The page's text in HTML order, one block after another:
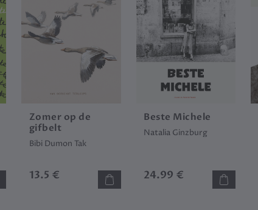
Zomer op de
gifbelt
Bibi Dumon Tak
13.5 €
Beste Michele
Natalia Ginzburg
24.99 €